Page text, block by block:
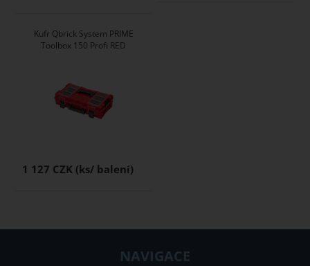
Kufr Qbrick System PRIME
Toolbox 150 Profi RED
1 127 CZK
NAVIGACE